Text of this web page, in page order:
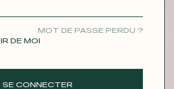
MOT DE PASSE PERDU ?
DE MOI
SE CONNECTER